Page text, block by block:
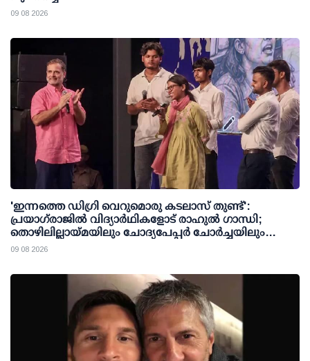
09 08 2026
'ഇന്നത്തെ ഡിഗ്രി വെറുമൊരു കടലാസ് തുണ്ട്':
പ്രയാഗ്‌രാജില്‍ വിദ്യാര്‍ഥികളോട് രാഹുല്‍ ഗാന്ധി;
തൊഴിലില്ലായ്മയിലും ചോദ്യപേപ്പര്‍ ചോര്‍ച്ചയിലും
കേന്ദ്രത്തിനെതിരേ രൂക്ഷവിമര്‍ശനം
09 08 2026